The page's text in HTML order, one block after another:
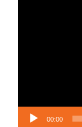
00:00